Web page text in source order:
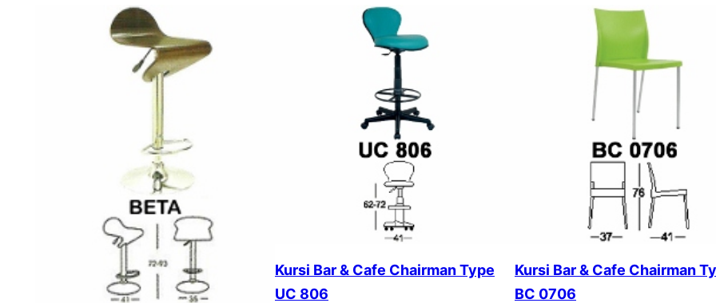
Kursi Bar & Cafe Chairman Type
UC 806
Kursi Bar & Cafe Chairman
BC 0706